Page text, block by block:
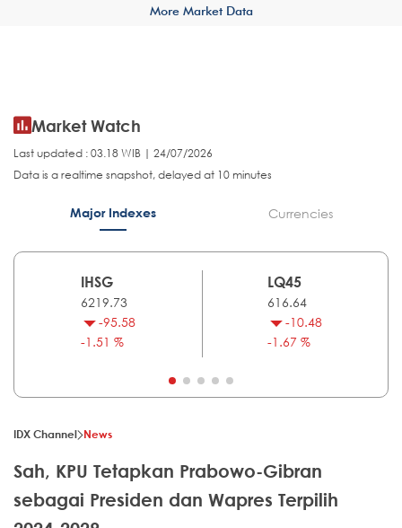
More Market Data
Market Watch
Last updated : 03.18 WIB | 24/07/2026
Data is a realtime snapshot, delayed at 10 minutes
Major Indexes Currencies
IHSG
6219.73
-95.58
-1.51 %
LQ45
616.64
-10.48
-1.67 %
IDX Channel News
Sah, KPU Tetapkan Prabowo-Gibran
sebagai Presiden dan Wapres Terpilih